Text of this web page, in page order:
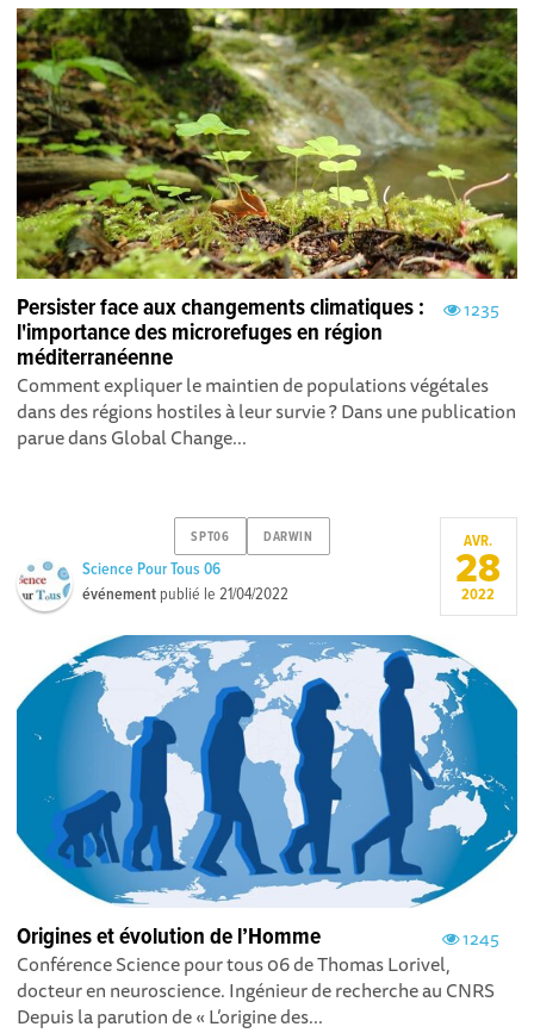
1235
Persister face aux changements climatiques :
l'importance des microrefuges en région
méditerranéenne
Comment expliquer le maintien de populations végétales
dans des régions hostiles à leur survie ? Dans une publication
parue dans Global Change...
SPT06 DARWIN
Science Pour Tous 06
événement publié le21/04/2022
AVR.
28
2022
1245
Origines et évolution de l’Homme
Conférence Science pour tous 06 de Thomas Lorivel,
docteur en neuroscience. Ingénieur de recherche au CNRS
Depuis la parution de « L’origine des...